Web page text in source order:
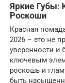
Яркие Губы:
Роскоши
Красная
2026 – это не
уверенности и
ключевым
роскошь и
быть